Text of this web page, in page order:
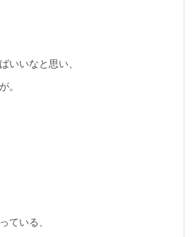
いいなと思い、
。
ている、